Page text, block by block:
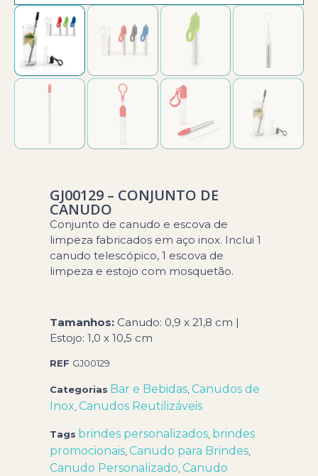
GJ00129 – CONJUNTO DE
CANUDO
Conjunto de canudo e escova de
limpeza fabricados em aço inox. Inclui 1
canudo telescópico, 1 escova de
limpeza e estojo com mosquetão.
Tamanhos: Canudo: 0,9 x 21,8 cm |
Estojo: 1,0 x 10,5 cm
REF GJ00129
Categorias Bar e Bebidas ,Canudos de
Inox ,Canudos Reutilizáveis
Tags brindes personalizados brindes
promocionais ,Canudo para Brindes
Canudo Personalizado ,Canudo